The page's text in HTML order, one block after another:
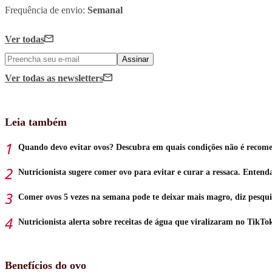
Frequência de envio: Semanal
Ver todas
Assinar
Ver todas as newsletters
Leia também
Quando devo evitar ovos? Descubra em quais condições não é
Nutricionista sugere comer ovo para evitar e curar a ressaca.
Comer ovos 5 vezes na semana pode te deixar mais magro, diz
Nutricionista alerta sobre receitas de água que viralizaram no
Benefícios do ovo